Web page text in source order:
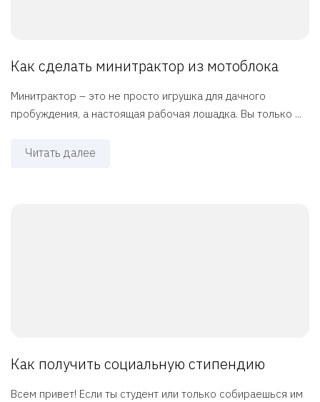
Как сделать минитрактор из мотоблока
Минитрактор – это не просто игрушка для дачного
пробуждения, а настоящая рабочая лошадка. Вы только ...
Читать далее
Как получить социальную стипендию
Всем привет! Если ты студент или только собираешься им